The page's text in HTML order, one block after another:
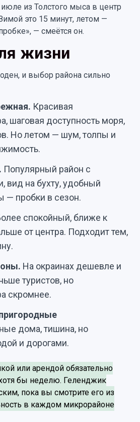
из Толстого мыса в центр
это 15 минут, летом —
— смеётся он.
жизни
и выбор района сильно
Красивая
шаговая доступность моря,
Но летом — шум, толпы и
Популярный район с
вид на бухту, удобный
— пробки в сезон.
спокойный, ближе к
от центра. Подходит тем,
На окраинах дешевле и
туристов, но
скромнее.
дома, тишина, но
и дорогами.
или арендой обязательно
бы неделю. Геленджик
пока вы смотрите его из
в каждом микрорайоне